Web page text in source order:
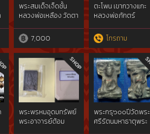
พระสมเด็จเจ็ดชั้น
หลวงพ่อเหลือง วัดตา
7,000
ตะโพน เขากวางแกะ
หลวงพ่อภักตร์
โทรถาม
พระพรหมอุดมทรัพย์
พระอาจารย์ต้อม
พระกรุ๖๐๐ปีวัดพระ
ศรีรัตนมหาธาตุพระ